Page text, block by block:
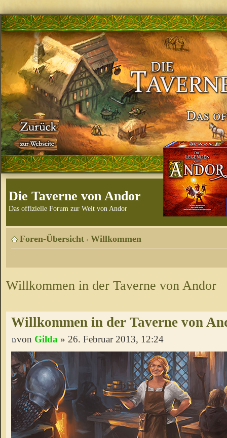
Die Taverne von Andor
Das offizielle Forum zur Welt von Andor
Foren-Übersicht ‹ Willkommen
Willkommen in der Taverne von Andor
Willkommen in der Taverne von
von Gilda » 26. Februar 2013, 12:24